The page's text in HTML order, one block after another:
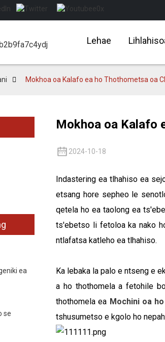
Lehae
Mokhoa oa Kalafo ea ho Thothometsa oa
ea
se
Mokhoa oa Kalafo
2024-10-18
Indastering ea tlhahiso ea
etsang hore sepheo le
qetela ho ea taolong ea
ts'ebetso li fetoloa ka nako
ntlafatsa katleho ea tlhahiso.
Ka lebaka la palo e ntseng e
a ho thothomela a fetohile
thothomela ea Mochini oa
tshusumetso e kgolo ho